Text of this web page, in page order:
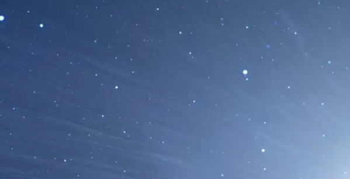
BepiColombo Muestra a Mercurio Bajo una Nueva